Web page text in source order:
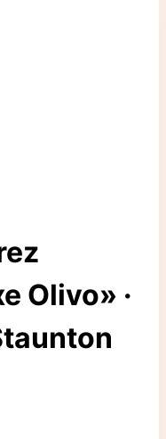
Olivo» ·